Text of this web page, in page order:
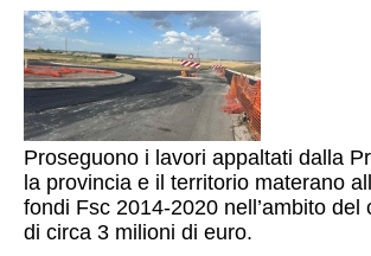
Proseguono i lavori appaltati dalla
la provincia e il territorio materano
fondi Fsc 2014-2020 nell’ambito
di circa 3 milioni di euro.